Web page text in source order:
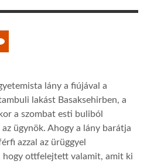
lány a fiújával a
lakást Basaksehirben, a
a szombat esti buliból
ügynök. Ahogy a lány barátja
azzal az ürüggyel
hogy ottfelejtett valamit, amit ki